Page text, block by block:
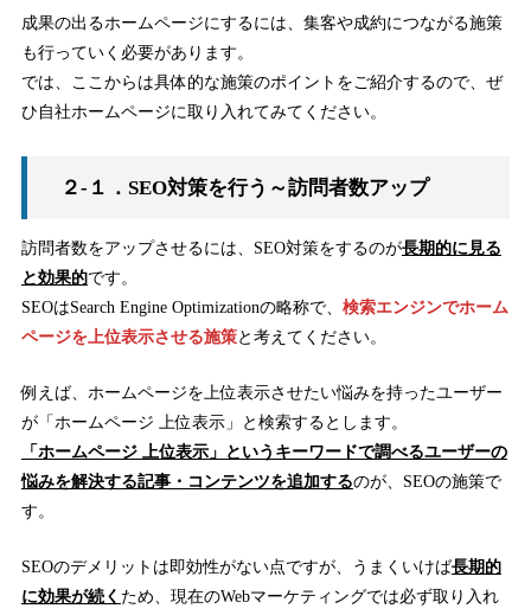
成果の出るホームページにするには、集客や成約につながる施策
も行っていく必要があります。
では、ここからは具体的な施策のポイントをご紹介するので、ぜ
ひ自社ホームページに取り入れてみてください。
２-１．SEO対策を行う～訪問者数アップ
訪問者数をアップさせるには、SEO対策をするのが長期的に見る
と効果的です。
SEOはSearch Engine Optimizationの略称で、 検索エンジンでホーム
ページを上位表示させる施策と考えてください。
例えば、ホームページを上位表示させたい悩みを持ったユーザー
が「ホームページ 上位表示」と検索するとします。
「ホームページ 上位表示」というキーワードで調べるユーザーの
悩みを解決する記事・コンテンツを追加するのが、SEOの施策で
す。
SEOのデメリットは即効性がない点ですが、うまくいけば長期的
に効果が続く ため、現在のWebマーケティングでは必ず取り入れ